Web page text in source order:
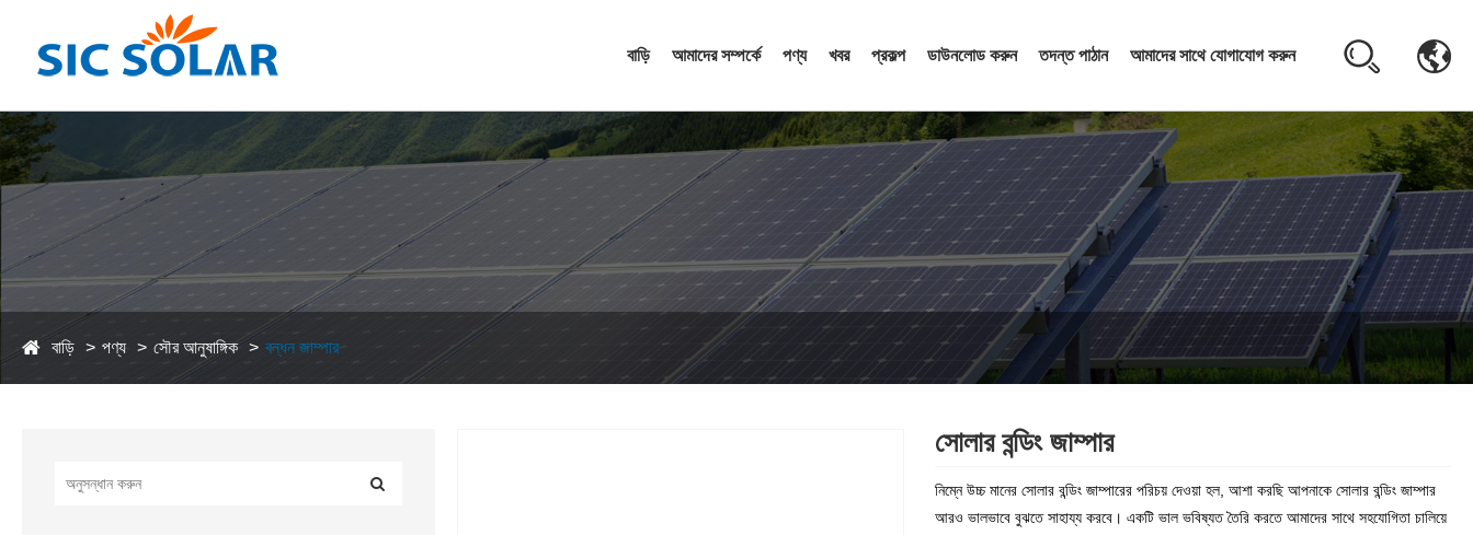
বাড়ি আমাদের সম্পর্কে পণ্য খবর প্রকল্প ডাউনলোড করুন তদন্ত পাঠান আমাদের সাথে যোগাযোগ করুন
বাড়ি পণ্য সৌর আনুষাঙ্গিক বন্ধন জাম্পার
সোলার বন্ডিং জাম্পার
নিম্নে উচ্চ মানের সোলার বন্ডিং জাম্পারের পরিচয় দেওয়া হল, আশা করছি আপনাকে সোলার বন্ডিং জাম্পার
আরও ভালভাবে বুঝতে সাহায্য করবে। একটি ভাল ভবিষ্যত তৈরি করতে আমাদের সাথে সহযোগিতা চালিয়ে